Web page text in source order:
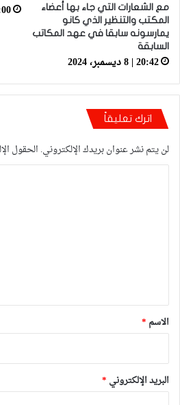
مع الشعارات التي جاء بها أعضاء
المكتب والتنظير الذي كانو
يمارسونه سابقا في عهد المكاتب
السابقة
20:42 | 8 ديسمبر، 2024
11:00 |
اترك تعليقاً
لن يتم نشر عنوان بريدك الإلكتروني. الحقول
*
الاسم *
البريد الإلكتروني *